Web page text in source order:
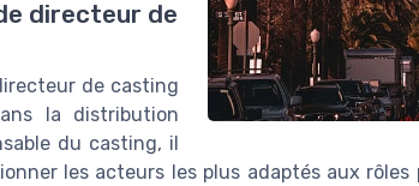
directeur de
de casting
la distribution
du casting, il
les acteurs les plus adaptés aux rôles